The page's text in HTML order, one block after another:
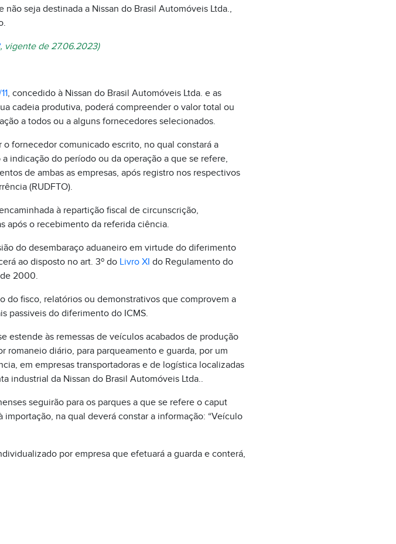
seja destinada a Nissan do Brasil Automóveis Ltda.,
, vigente de 27.06.2023)
, concedido à Nissan do Brasil Automóveis Ltda. e as
cadeia produtiva, poderá compreender o valor total ou
a todos ou a alguns fornecedores selecionados.
o fornecedor comunicado escrito, no qual constará a
indicação do período ou da operação a que se refere,
de ambas as empresas, após registro nos respectivos
(RUDFTO).
à repartição fiscal de circunscrição,
após o recebimento da referida ciência.
do desembaraço aduaneiro em virtude do diferimento
ao disposto no art. 3º do Livro XI do Regulamento do
2000.
do fisco, relatórios ou demonstrativos que comprovem a
passiveis do diferimento do ICMS.
estende às remessas de veículos acabados de produção
romaneio diário, para parqueamento e guarda, por um
em empresas transportadoras e de logística localizadas
industrial da Nissan do Brasil Automóveis Ltda..
seguirão para os parques a que se refere o caput
na qual deverá constar a informação: “Veículo
por empresa que efetuará a guarda e conterá,